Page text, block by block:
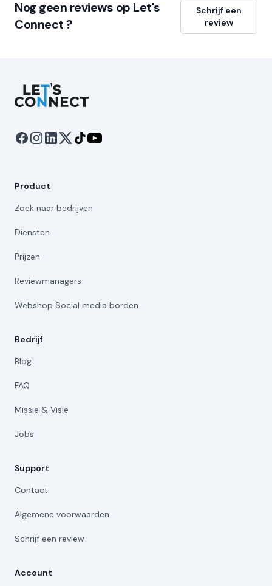
Nog geen reviews op Let's
Connect ?
Schrijf een
review
Let's Connect
Product
Zoek naar bedrijven
Diensten
Prijzen
Reviewmanagers
Webshop Social media borden
Bedrijf
Blog
FAQ
Missie & Visie
Jobs
Support
Contact
Algemene voorwaarden
Schrijf een review
Account